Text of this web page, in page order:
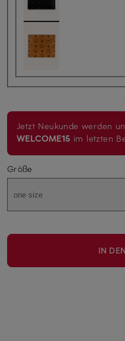
Jetzt Neukunde werden
WELCOME15 im letzten
Größe
one size
IN